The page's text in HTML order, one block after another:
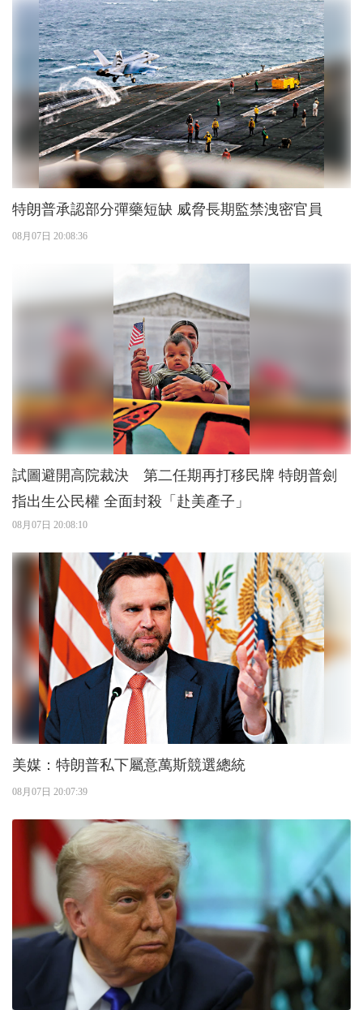
特朗普承認部分彈藥短缺 威脅長期監禁洩密官員
08月07日 20:08:36
試圖避開高院裁決 第二任期再打移民牌 特朗普劍
指出生公民權 全面封殺「赴美產子」
08月07日 20:08:10
美媒：特朗普私下屬意萬斯競選總統
08月07日 20:07:39